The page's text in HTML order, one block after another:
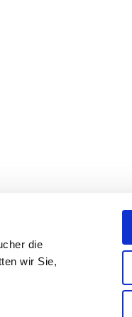
die
wir Sie,